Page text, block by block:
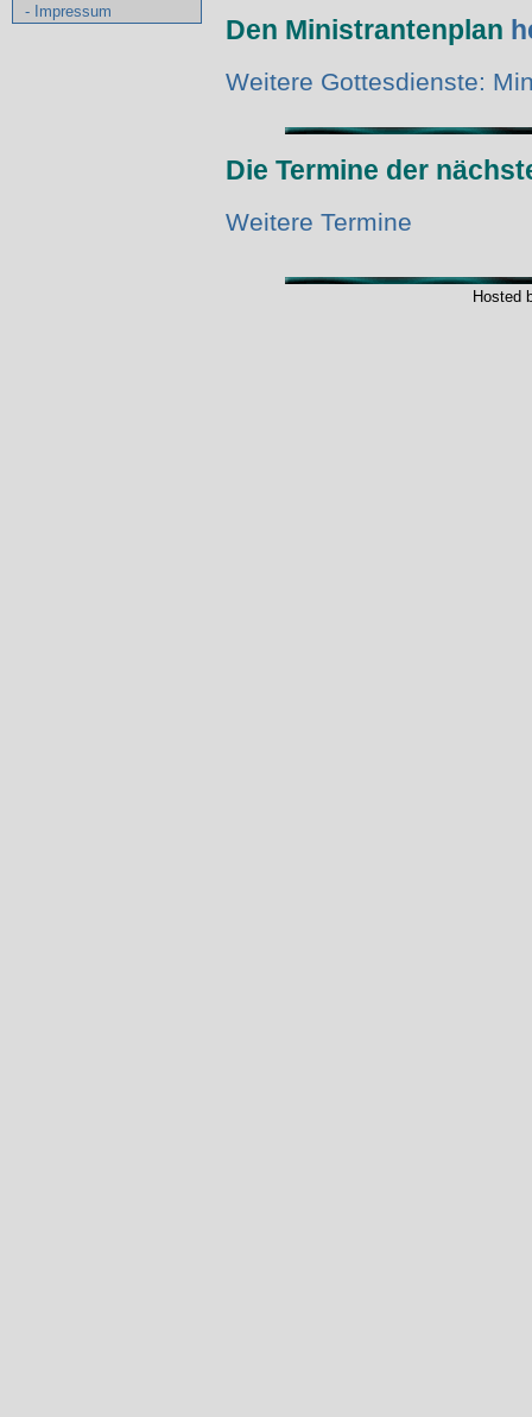
- Impressum
Den Ministrantenplan
Weitere Gottesdienste:
Die Termine der
Weitere Termine
Hosted